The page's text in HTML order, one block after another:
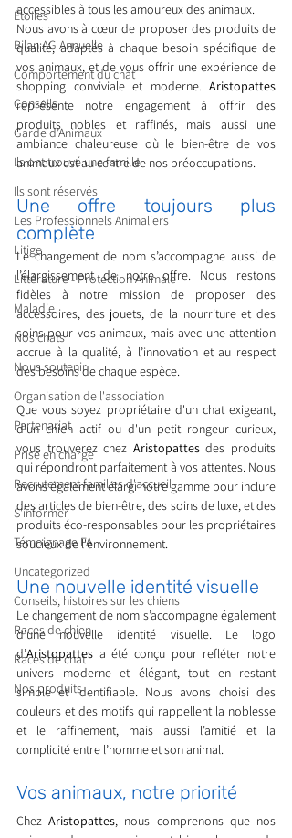
Étoiles
Bilan AG Annuelle
Comportement du chat
Conseils
Garde d’Animaux
Ils ont trouvé une famille
Ils sont réservés
Les Professionnels Animaliers
Litige
Littérature - Protection Animale
Maladie
Nos chats
Nous soutenir
Organisation de l'association
Partenariat
Prise en charge
Recrutement familles d'accueil
S'informer
Témoignage FA
Uncategorized
Conseils, histoires sur les chiens
Races de chien
Races de chat
Nos produits
accessibles à tous les amoureux des animaux.
Nous avons à cœur de proposer des produits de
qualité, adaptés à chaque besoin spécifique de
vos animaux, et de vous offrir une expérience de
shopping conviviale et moderne. Aristopattes
représente notre engagement à offrir des
produits nobles et raffinés, mais aussi une
ambiance chaleureuse où le bien-être de vos
animaux est au centre de nos préoccupations.
Une offre toujours plus
complète
Le changement de nom s’accompagne aussi de
l’élargissement de notre offre. Nous restons
fidèles à notre mission de proposer des
accessoires, des jouets, de la nourriture et des
soins pour vos animaux, mais avec une attention
accrue à la qualité, à l’innovation et au respect
des besoins de chaque espèce.
Que vous soyez propriétaire d'un chat exigeant,
d'un chien actif ou d'un petit rongeur curieux,
vous trouverez chez Aristopattes des produits
qui répondront parfaitement à vos attentes. Nous
avons également élargi notre gamme pour inclure
des articles de bien-être, des soins de luxe, et des
produits éco-responsables pour les propriétaires
soucieux de l'environnement.
Une nouvelle identité visuelle
Le changement de nom s’accompagne également
d’une nouvelle identité visuelle. Le logo
d’Aristopattes a été conçu pour refléter notre
univers moderne et élégant, tout en restant
simple et identifiable. Nous avons choisi des
couleurs et des motifs qui rappellent la noblesse
et le raffinement, mais aussi l’amitié et la
complicité entre l’homme et son animal.
Vos animaux, notre priorité
Chez Aristopattes, nous comprenons que nos